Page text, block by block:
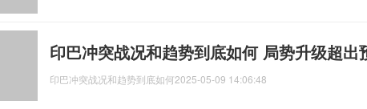
印巴冲突战况和趋势到底如何 局势升级超出
印巴冲突战况和趋势到底如何2025-05-09 14:06:48